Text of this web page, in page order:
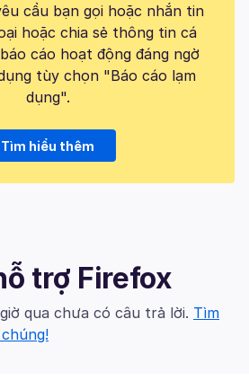
cầu bạn gọi hoặc nhắn tin
hoặc chia sẻ thông tin cá
cáo hoạt động đáng ngờ
tùy chọn "Báo cáo lạm
dụng".
Tìm hiểu thêm
trợ Firefox
qua chưa có câu trả lời. Tìm